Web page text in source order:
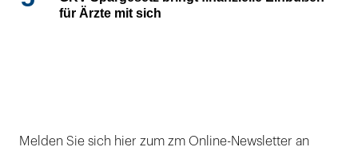
für Ärzte mit sich
Melden Sie sich hier zum zm Online-Newsletter an